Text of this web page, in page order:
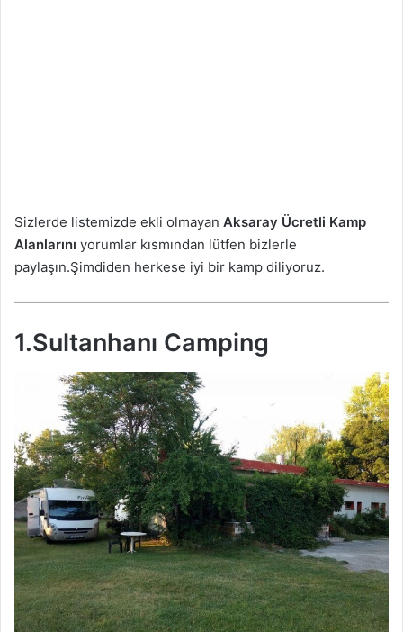
Sizlerde listemizde ekli olmayan Aksaray Ücretli Kamp
Alanlarını yorumlar kısmından lütfen bizlerle
paylaşın.Şimdiden herkese iyi bir kamp diliyoruz.
1.Sultanhanı Camping